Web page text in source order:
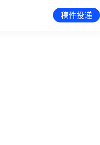
稿件投递